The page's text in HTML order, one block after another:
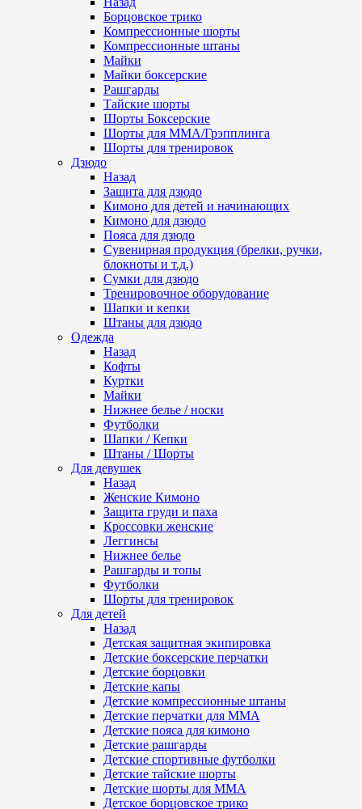
Борцовское трико
Компрессионные шорты
Компрессионные штаны
Майки
Майки боксерские
Рашгарды
Тайские шорты
Шорты Боксерские
Шорты для ММА/Грэпплинга
Шорты для тренировок
Дзюдо
Назад
Защита для дзюдо
Кимоно для детей и начинающих
Кимоно для дзюдо
Пояса для дзюдо
Сувенирная продукция (брелки, ручки,
блокноты и т.д.)
Сумки для дзюдо
Тренировочное оборудование
Шапки и кепки
Штаны для дзюдо
Одежда
Назад
Кофты
Куртки
Майки
Нижнее белье / носки
Футболки
Шапки / Кепки
Штаны / Шорты
Для девушек
Назад
Женские Кимоно
Защита груди и паха
Кроссовки женские
Леггинсы
Нижнее белье
Рашгарды и топы
Футболки
Шорты для тренировок
Для детей
Назад
Детская защитная экипировка
Детские боксерские перчатки
Детские борцовки
Детские капы
Детские компрессионные штаны
Детские перчатки для ММА
Детские пояса для кимоно
Детские рашгарды
Детские спортивные футболки
Детские тайские шорты
Детские шорты для ММА
Детское борцовское трико